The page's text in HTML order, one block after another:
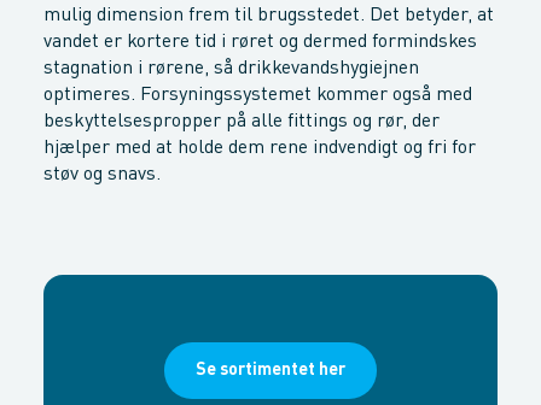
mulig dimension frem til brugsstedet. Det betyder, at
vandet er kortere tid i røret og dermed formindskes
stagnation i rørene, så drikkevandshygiejnen
optimeres. Forsyningssystemet kommer også med
beskyttelsespropper på alle fittings og rør, der
hjælper med at holde dem rene indvendigt og fri for
støv og snavs.
Se sortimentet her